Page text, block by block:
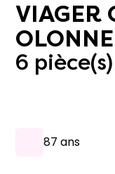
VIAGER OCCUPE
6
87 ans